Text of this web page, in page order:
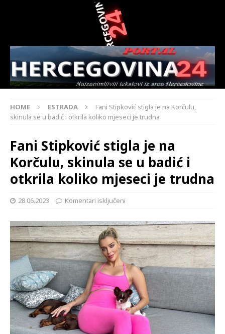
HOME ESTRADA
Fani Stipković stigla je na Korčulu,
skinula se u badić i otkrila koliko mjeseci je trudna
Fani Stipković stigla je na
Korčulu, skinula se u badić i
otkrila koliko mjeseci je trudna
28.06.2023 Komentari isključeni